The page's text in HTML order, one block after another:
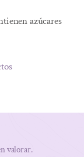
azúcares
valorar.